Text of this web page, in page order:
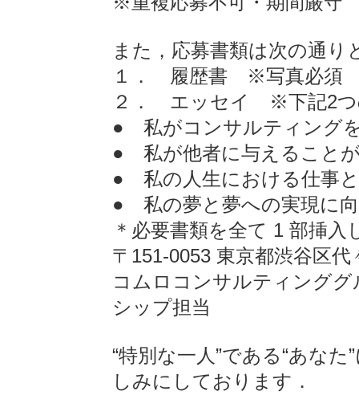
また，応募書類は次の通り
１． 履歴書 ※写真必須
２． エッセイ ※下記2つ
● 私がコンサルティング
● 私が他者に与えること
● 私の人生における仕事
● 私の夢と夢への実現に
＊必要書類を全て 1 部挿
〒151-0053 東京都渋谷区
コムロコンサルティング
シップ担当
“特別な一人”である“あな
しみにしております．